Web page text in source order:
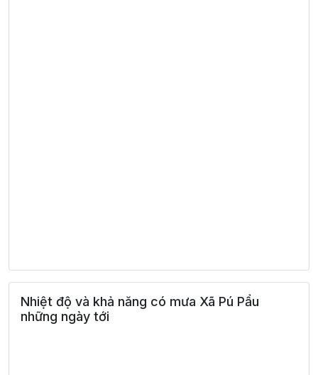
Nhiệt độ và khả năng có mưa Xã Pú Pẩu
những ngày tới